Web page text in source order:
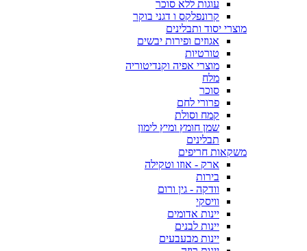
עוגות ללא סוכר
קרונפלקס ו דגני בוקר
מוצרי יסוד ותבלינים
אגוזים ופירות יבשים
טורטיות
מוצרי אפיה וקנדיטוריה
מלח
סוכר
פרורי לחם
קמח וסולת
שמן חומץ ומיץ לימון
תבלינים
משקאות חריפים
ארק - אוזו וטקילה
בירות
וודקה - גין ורום
וויסקי
יינות אדומים
יינות לבנים
יינות מבעבעים